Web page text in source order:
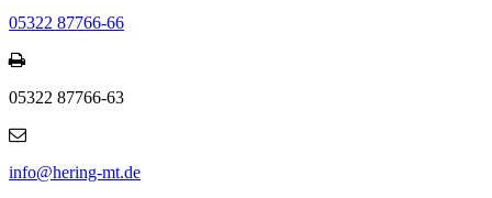
05322 87766-66
05322 87766-63
info@hering-mt.de